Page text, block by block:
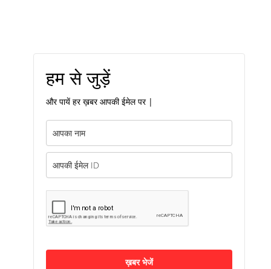
हम से जुड़ें
और पायें हर ख़बर आपकी ईमेल पर |
ख़बर भेजें